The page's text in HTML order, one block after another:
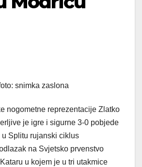
snimka zaslona
nogometne reprezentacije Zlatko
je igre i sigurne 3-0 pobjede
Splitu rujanski ciklus
na Svjetsko prvenstvo
u kojem je u tri utakmice